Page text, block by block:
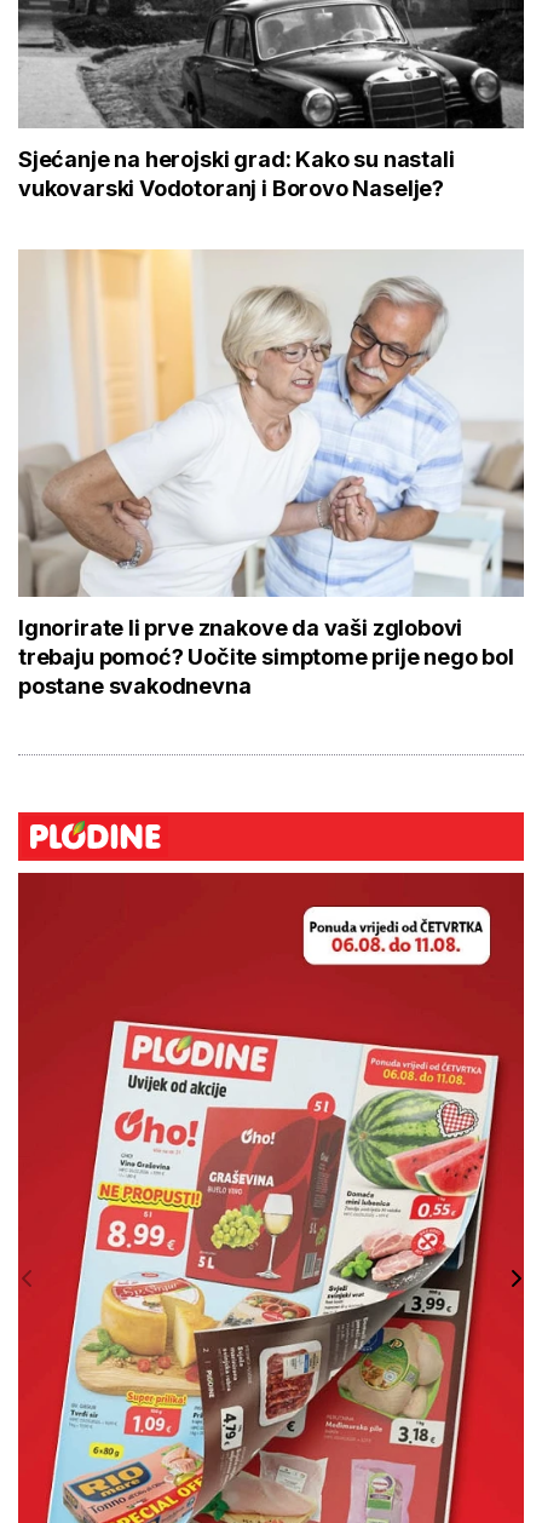
Sjećanje na herojski grad: Kako su nastali
vukovarski Vodotoranj i Borovo Naselje?
Ignorirate li prve znakove da vaši zglobovi
trebaju pomoć? Uočite simptome prije nego bol
postane svakodnevna